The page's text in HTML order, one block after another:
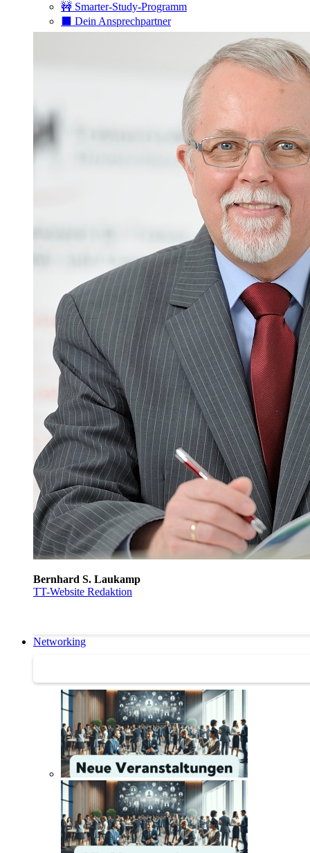
🚧 Smarter-Study-Programm
⬛️ Dein Ansprechpartner
Bernhard S. Laukamp
TT-Website Redaktion
Networking